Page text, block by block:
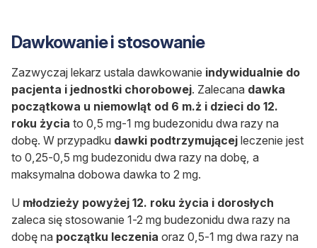
Dawkowanie i stosowanie
Zazwyczaj lekarz ustala dawkowanie indywidualnie do
pacjenta i jednostki chorobowej. Zalecana dawka
początkowa u niemowląt od 6 m.ż i dzieci do 12.
roku życia to 0,5 mg-1 mg budezonidu dwa razy na
dobę. W przypadku dawki podtrzymującej leczenie jest
to 0,25-0,5 mg budezonidu dwa razy na dobę, a
maksymalna dobowa dawka to 2 mg.
U młodzieży powyżej 12. roku życia i dorosłych
zaleca się stosowanie 1-2 mg budezonidu dwa razy na
dobę na początku leczenia oraz 0,5-1 mg dwa razy na